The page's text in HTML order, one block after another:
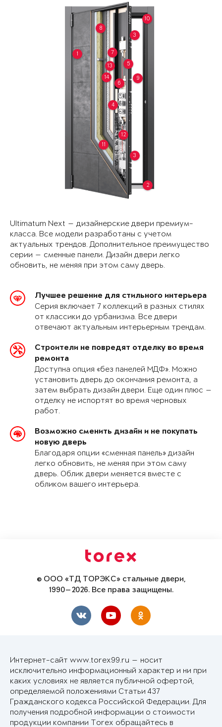
1
2
3
3
4
5
6
7
8
9
10
11
12
13
14
Ultimatum Next — дизайнерские двери премиум-
класса. Все модели разработаны с учетом
актуальных трендов. Дополнительное преимущество
серии — сменные панели. Дизайн двери легко
обновить, не меняя при этом саму дверь.
Лучшее решение для стильного интерьера
Серия включает 7 коллекций в разных стилях
от классики до урбанизма. Все двери
отвечают актуальным интерьерным трендам.
Строители не повредят отделку во время
ремонта
Доступна опция «без панелей МДФ». Можно
установить дверь до окончания ремонта, а
затем выбрать дизайн двери. Еще один плюс —
отделку не испортят во время черновых
работ.
Возможно сменить дизайн и не покупать
новую дверь
Благодаря опции «сменная панель» дизайн
легко обновить, не меняя при этом саму
дверь. Облик двери меняется вместе с
обликом вашего интерьера.
© ООО «ТД ТОРЭКС» стальные двери,
1990—2026. Все права защищены.
Интернет-сайт www.torex99.ru — носит
исключительно информационный характер и ни при
каких условиях не является публичной офертой,
определяемой положениями Статьи 437
Гражданского кодекса Российской Федерации. Для
получения подробной информации о стоимости
продукции компании Torex обращайтесь в